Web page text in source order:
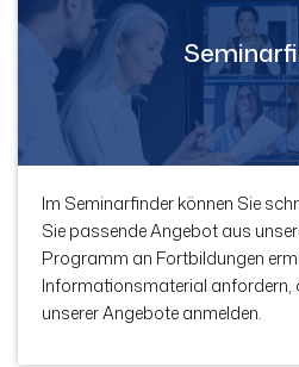
Im Seminarfinder können Sie
Sie passende Angebot aus
Programm an Fortbildungen
Informationsmaterial anfordern,
unserer Angebote anmelden.